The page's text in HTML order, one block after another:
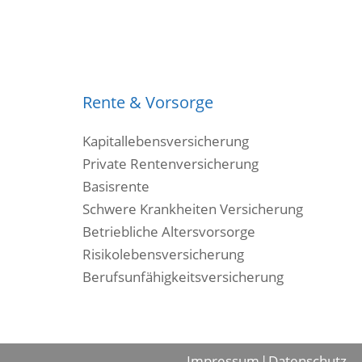
Rente & Vorsorge
Kapitallebensversicherung
Private Rentenversicherung
Basisrente
Schwere Krankheiten Versicherung
Betriebliche Altersvorsorge
Risikolebensversicherung
Berufsunfähigkeitsversicherung